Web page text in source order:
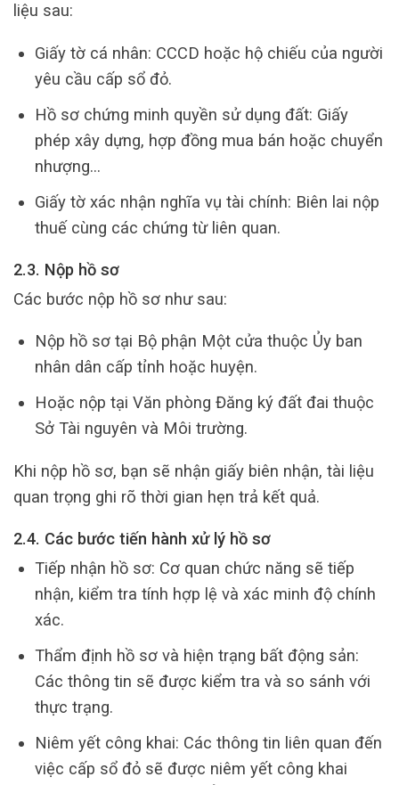
liệu sau:
Giấy tờ cá nhân: CCCD hoặc hộ chiếu của người
yêu cầu cấp sổ đỏ.
Hồ sơ chứng minh quyền sử dụng đất: Giấy
phép xây dựng, hợp đồng mua bán hoặc chuyển
nhượng…
Giấy tờ xác nhận nghĩa vụ tài chính: Biên lai nộp
thuế cùng các chứng từ liên quan.
2.3. Nộp hồ sơ
Các bước nộp hồ sơ như sau:
Nộp hồ sơ tại Bộ phận Một cửa thuộc Ủy ban
nhân dân cấp tỉnh hoặc huyện.
Hoặc nộp tại Văn phòng Đăng ký đất đai thuộc
Sở Tài nguyên và Môi trường.
Khi nộp hồ sơ, bạn sẽ nhận giấy biên nhận, tài liệu
quan trọng ghi rõ thời gian hẹn trả kết quả.
2.4. Các bước tiến hành xử lý hồ sơ
Tiếp nhận hồ sơ: Cơ quan chức năng sẽ tiếp
nhận, kiểm tra tính hợp lệ và xác minh độ chính
xác.
Thẩm định hồ sơ và hiện trạng bất động sản:
Các thông tin sẽ được kiểm tra và so sánh với
thực trạng.
Niêm yết công khai: Các thông tin liên quan đến
việc cấp sổ đỏ sẽ được niêm yết công khai